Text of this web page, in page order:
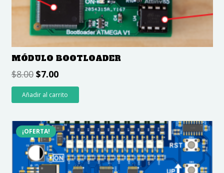
MÓDULO BOOTLOADER
$8.00 $7.00
Añadir al carrito
¡OFERTA!